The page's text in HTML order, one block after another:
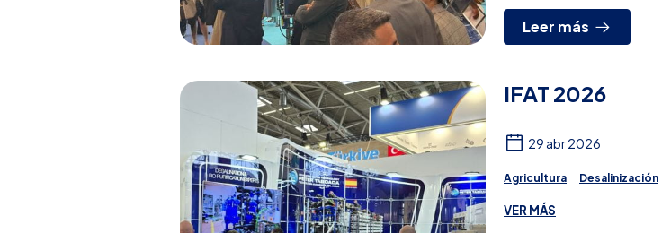
Leer más
IFAT 2026
29 abr 2026
Agricultura Desalinización
Ósmosis Inversa
VER MÁS